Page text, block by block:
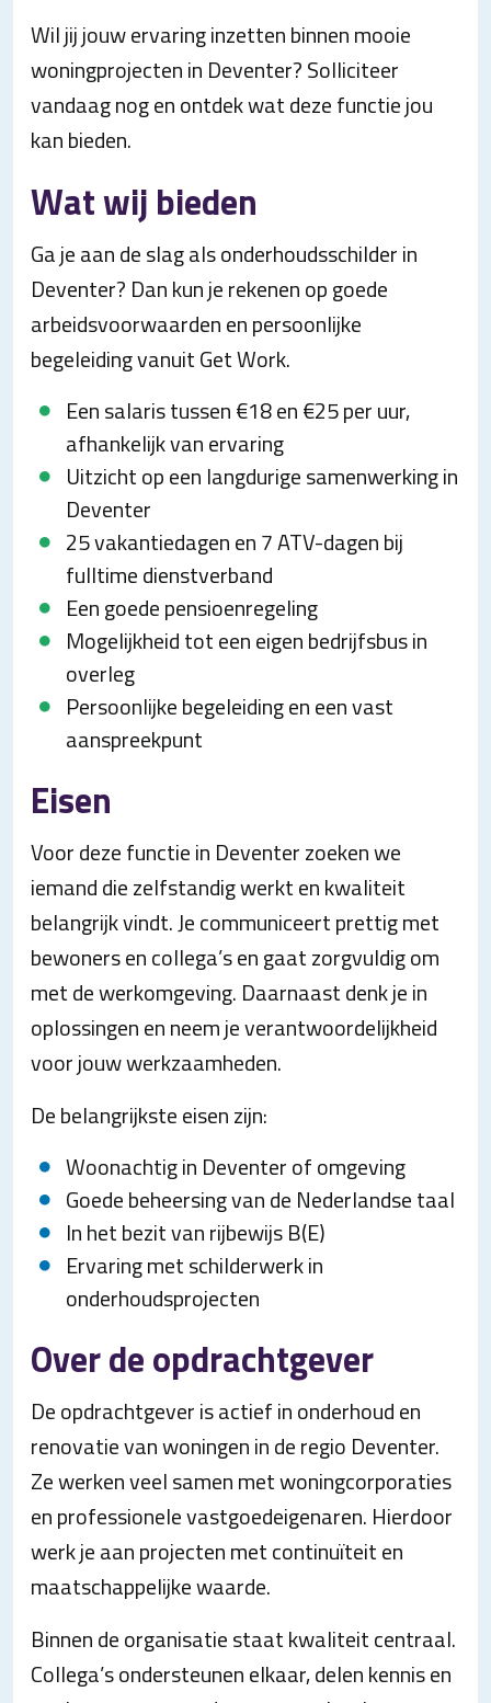
Wil jij jouw ervaring inzetten binnen mooie
woningprojecten in Deventer? Solliciteer
vandaag nog en ontdek wat deze functie jou
kan bieden.
Wat wij bieden
Ga je aan de slag als onderhoudsschilder in
Deventer? Dan kun je rekenen op goede
arbeidsvoorwaarden en persoonlijke
begeleiding vanuit Get Work.
Een salaris tussen €18 en €25 per uur,
afhankelijk van ervaring
Uitzicht op een langdurige samenwerking in
Deventer
25 vakantiedagen en 7 ATV-dagen bij
fulltime dienstverband
Een goede pensioenregeling
Mogelijkheid tot een eigen bedrijfsbus in
overleg
Persoonlijke begeleiding en een vast
aanspreekpunt
Eisen
Voor deze functie in Deventer zoeken we
iemand die zelfstandig werkt en kwaliteit
belangrijk vindt. Je communiceert prettig met
bewoners en collega’s en gaat zorgvuldig om
met de werkomgeving. Daarnaast denk je in
oplossingen en neem je verantwoordelijkheid
voor jouw werkzaamheden.
De belangrijkste eisen zijn:
Woonachtig in Deventer of omgeving
Goede beheersing van de Nederlandse taal
In het bezit van rijbewijs B(E)
Ervaring met schilderwerk in
onderhoudsprojecten
Over de opdrachtgever
De opdrachtgever is actief in onderhoud en
renovatie van woningen in de regio Deventer.
Ze werken veel samen met woningcorporaties
en professionele vastgoedeigenaren. Hierdoor
werk je aan projecten met continuïteit en
maatschappelijke waarde.
Binnen de organisatie staat kwaliteit centraal.
Collega’s ondersteunen elkaar, delen kennis en